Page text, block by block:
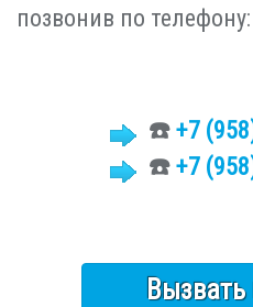
позвонив по телефону:
☎️ +7
☎️ +7